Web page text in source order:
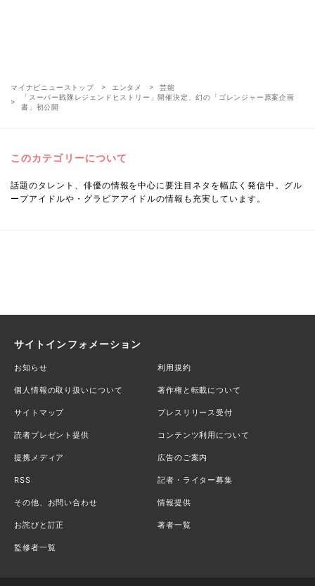
マイナビニューストップ エンタメ
芸能
「スーパー戦隊レジェンドヒストリー」開催決定、幻の「ゴレンジャー原案企画
書」初公開
このカテゴリーについて
話題のタレント、俳優の情報を中心に要注目ネタを幅広く発信中。グル
ープアイドルや・グラビアアイドルの情報も充実しています。
サイトインフォメーション
お知らせ 利用規約
個人情報の取り扱いについて 著作権と転載について
サイトマップ プレスリリース受付
読者プレゼント提供 コンテンツ利用について
提携メディア 広告のご案内
RSS 記者・ライター募集
その他、お問い合わせ 情報提供
お詫びと訂正 著者一覧
監修者一覧